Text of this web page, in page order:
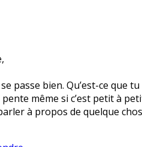
passe bien. Qu’est-ce que
même si c’est petit à
à propos de quelque